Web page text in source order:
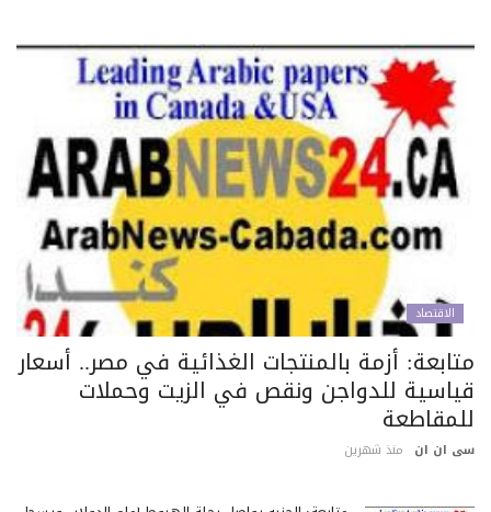
الاقتصاد
أزمة بالمنتجات الغذائية في مصر.. أسعار
للدواجن ونقص في الزيت وحملات
ان ان منذ شهرين